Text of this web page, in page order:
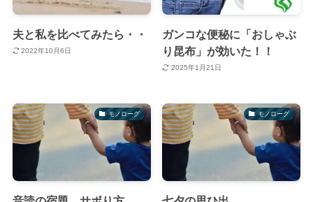
夫と私を比べてみたら・・
2022年10月6日
ガンコな便秘に「おしゃぶ
り昆布」が効いた！！
2025年1月21日
モノローグ モノローグ